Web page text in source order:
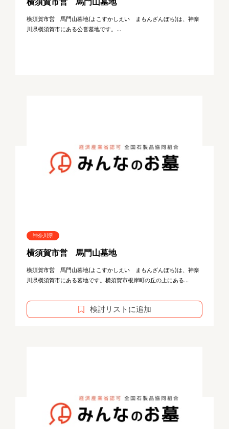
横須賀市営 馬門山墓地(よこすかしえい まもんざんぼち)は、神奈
川県横須賀市にある公営墓地です。...
神奈川県
横須賀市営 馬門山墓地
横須賀市営 馬門山墓地(よこすかしえい まもんざんぼち)は、神奈
川県横須賀市にある墓地です。横須賀市根岸町の丘の上にある...
検討リストに追加